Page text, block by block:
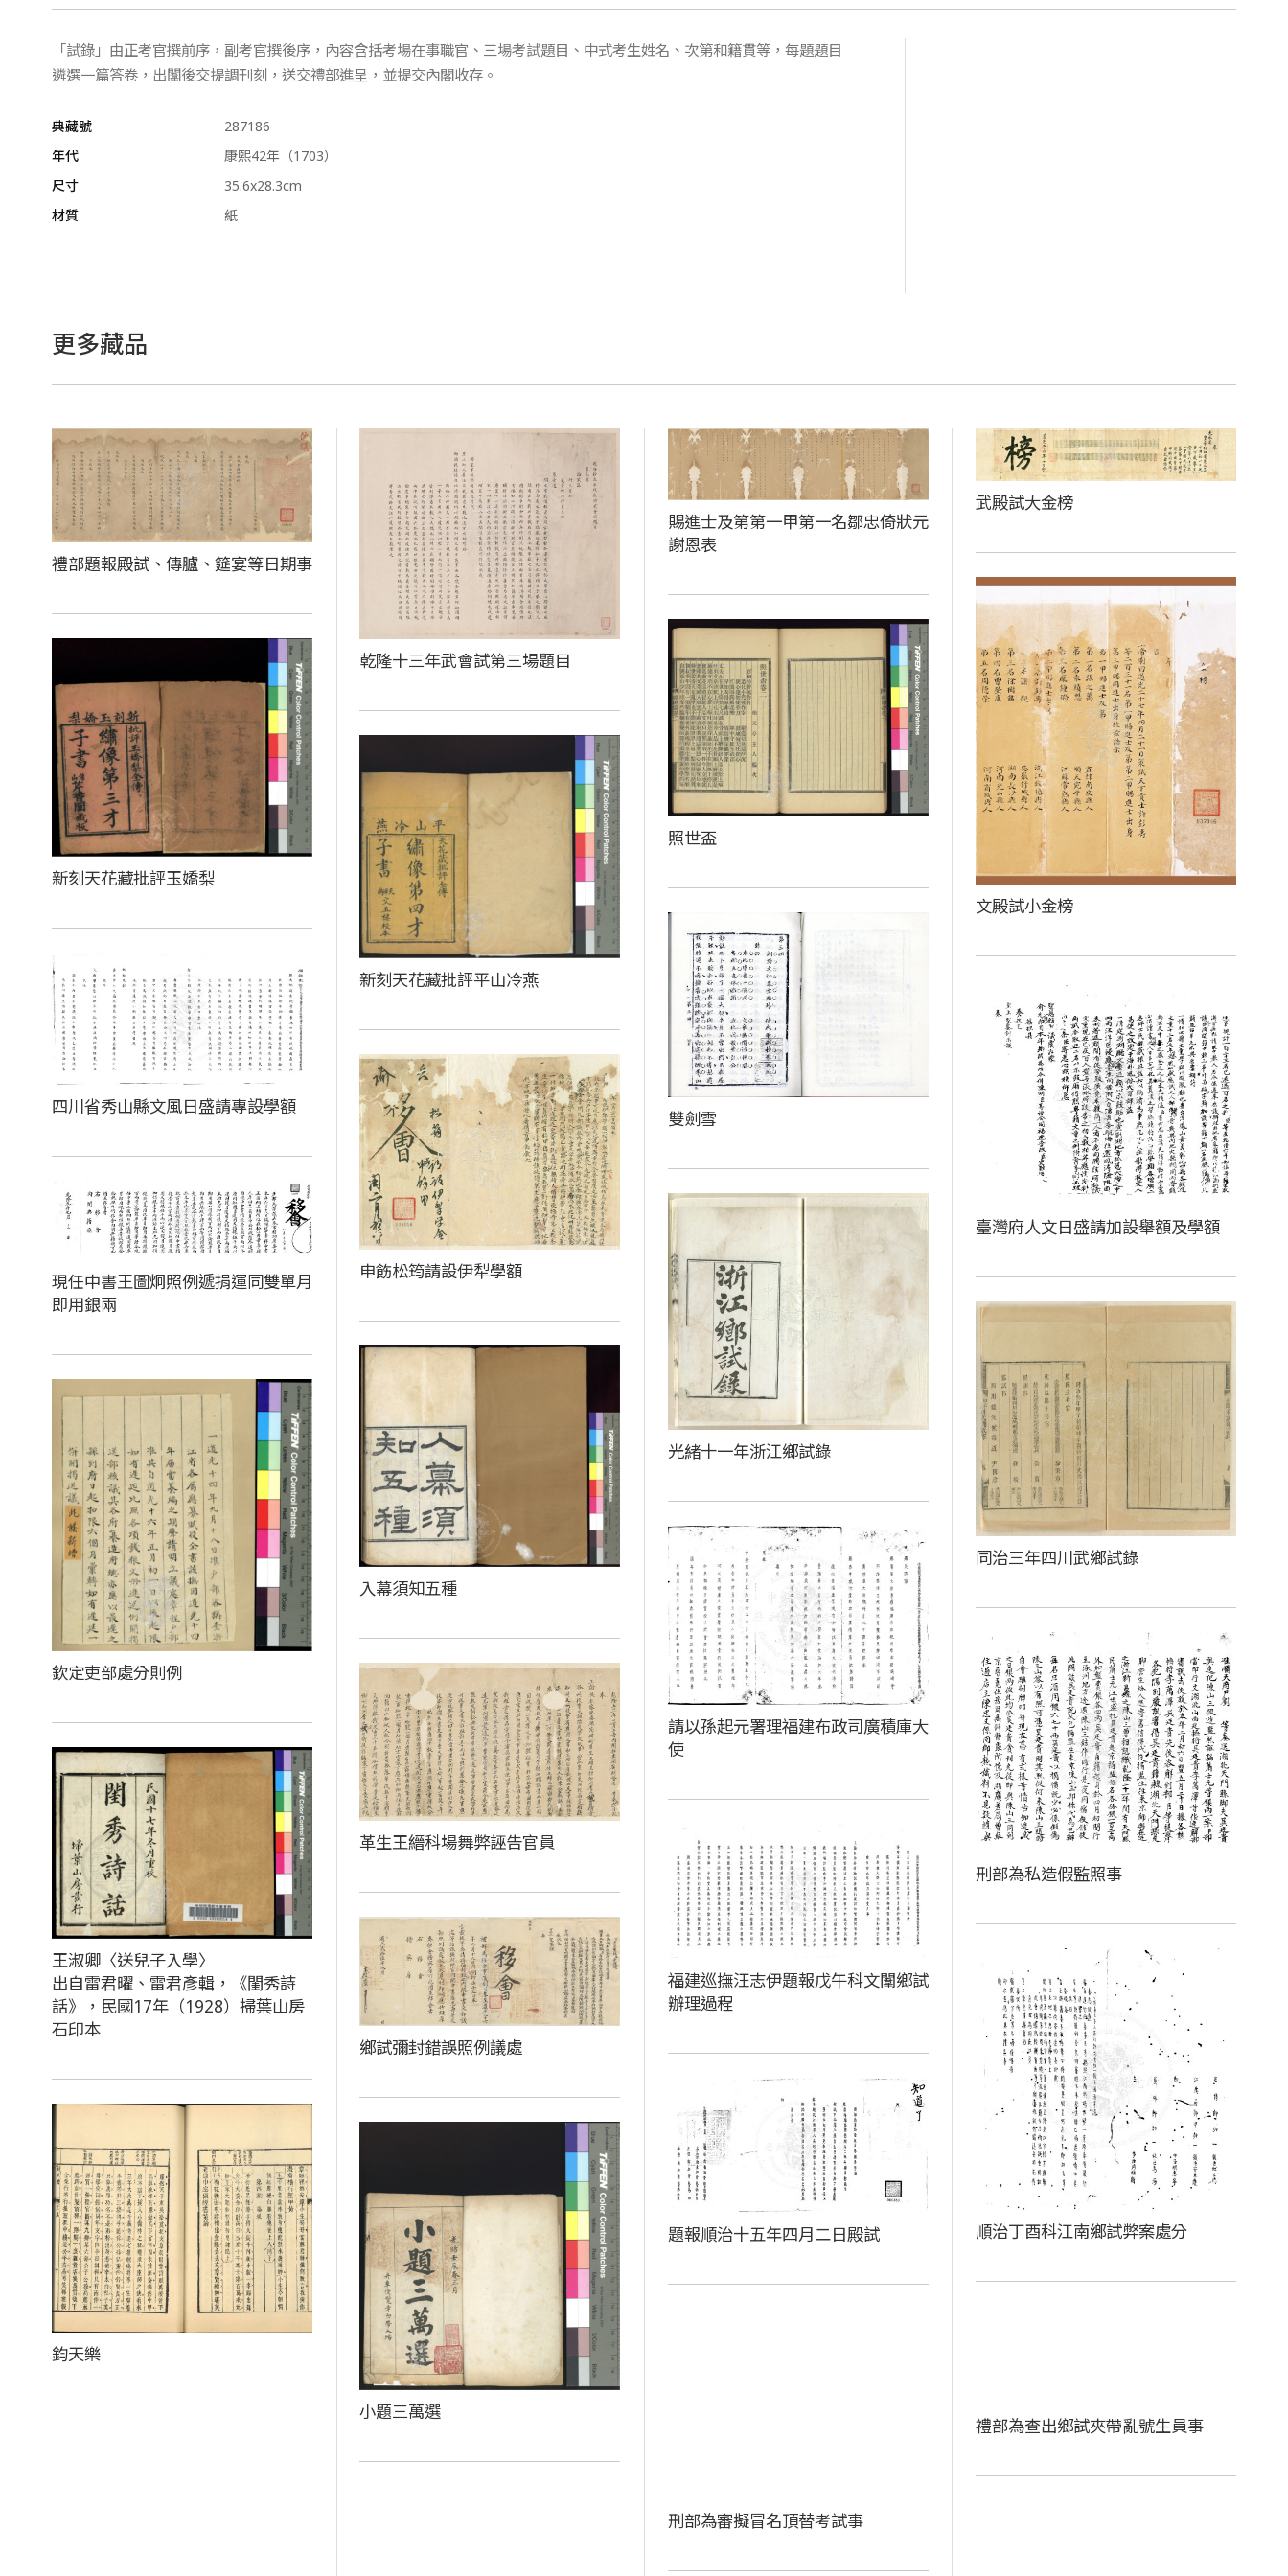
「試錄」由正考官撰前序，副考官撰後序，內容含括考場在事職官、三場考試題目、中式考生姓名、次第和籍貫等，每題題目
遴選一篇答卷，出闈後交提調刊刻，送交禮部進呈，並提交內閣收存。
典藏號
287186
年代
康熙42年（1703）
尺寸
35.6x28.3cm
材質
紙
更多藏品
禮部題報殿試、傳臚、筵宴等日期事
乾隆十三年武會試第三場題目
賜進士及第第一甲第一名鄒忠倚狀元
謝恩表
武殿試大金榜
文殿試小金榜
照世盃
新刻天花藏批評玉嬌梨
新刻天花藏批評平山冷燕
雙劍雪
四川省秀山縣文風日盛請專設學額
臺灣府人文日盛請加設舉額及學額
申飭松筠請設伊犁學額
現任中書王圖炯照例遞捐運同雙單月
即用銀兩
光緒十一年浙江鄉試錄
同治三年四川武鄉試錄
入幕須知五種
欽定吏部處分則例
請以孫起元署理福建布政司廣積庫大
使
刑部為私造假監照事
革生王縉科場舞弊誣告官員
王淑卿〈送兒子入學〉
出自雷君曜、雷君彥輯，《閨秀詩
話》，民國17年（1928）掃葉山房
石印本
福建巡撫汪志伊題報戊午科文闈鄉試
辦理過程
鄉試彌封錯誤照例議處
順治丁酉科江南鄉試弊案處分
題報順治十五年四月二日殿試
鈞天樂
小題三萬選
禮部為查出鄉試夾帶亂號生員事
刑部為審擬冒名頂替考試事